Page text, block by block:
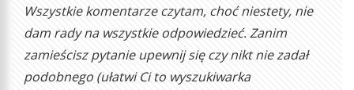
Wszystkie komentarze czytam, choć niestety, nie
dam rady na wszystkie odpowiedzieć. Zanim
zamieścisz pytanie upewnij się czy nikt nie zadał
podobnego (ułatwi Ci to wyszukiwarka